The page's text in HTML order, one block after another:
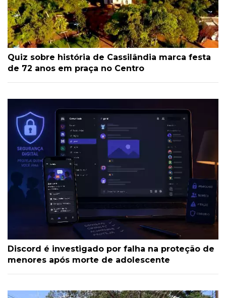
Quiz sobre história de Cassilândia marca festa
de 72 anos em praça no Centro
Discord é investigado por falha na proteção de
menores após morte de adolescente